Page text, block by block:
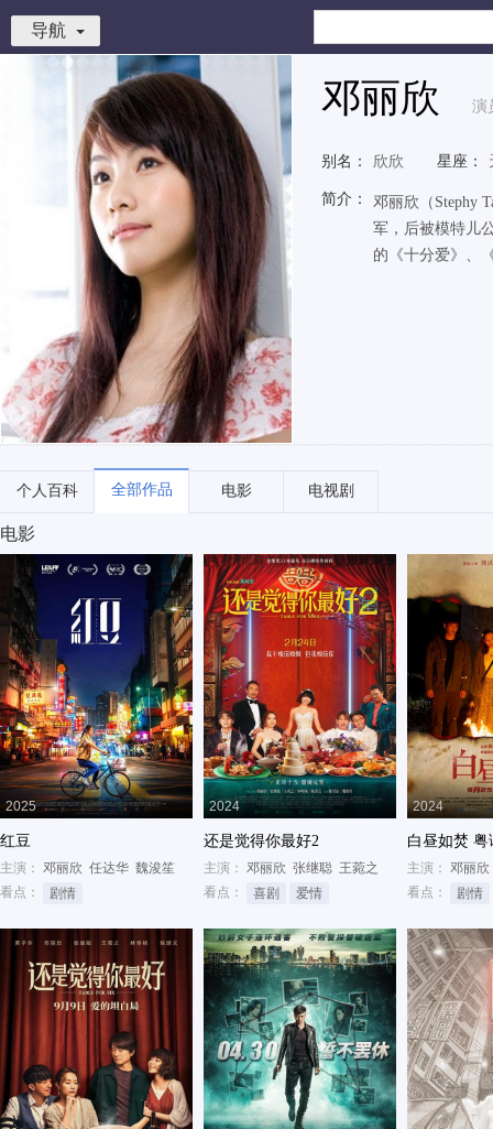
导航
邓丽欣 演
别名： 欣欣 星座：
简介：
邓丽欣（Stephy
军，后被模特儿
的《十分爱》、
个人百科 全部作品 电影 电视剧
电影
2025
红豆
主演： 邓丽欣 任达华 魏浚笙
看点：
剧情
2024
还是觉得你最好2
主演： 邓丽欣 张继聪 王菀之
看点：
喜剧 爱情
2024
白昼如焚 粤
主演： 邓丽欣
看点：
剧情